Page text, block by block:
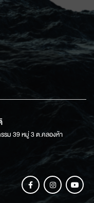
รม 39 หมู่ 3 ต.คลองห้า